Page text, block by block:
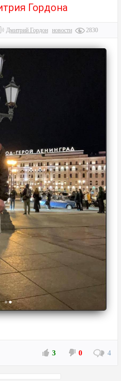
Гордона
Дмитрий Гордон новости 2830
3 0 4